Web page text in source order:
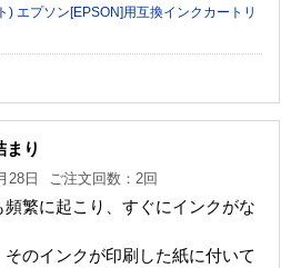
) エプソン[EPSON]用互換インクカートリ
まり
28日 ご注文回数：2回
頻繁に起こり、すぐにインクがな
のインクが印刷した紙に付いて